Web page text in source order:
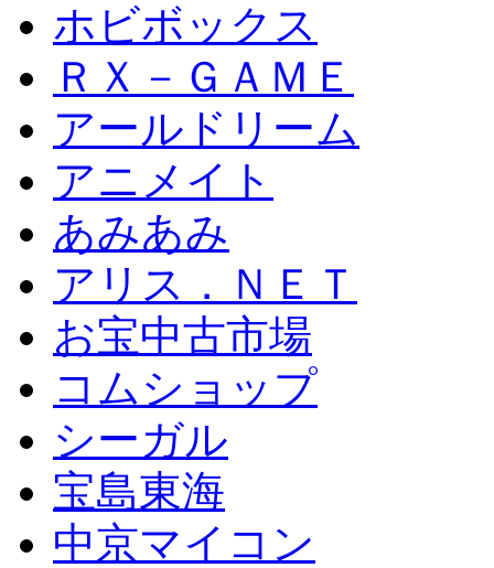
ホビボックス
ＲＸ－ＧＡＭＥ
アールドリーム
アニメイト
あみあみ
アリス．ＮＥＴ
お宝中古市場
コムショップ
シーガル
宝島東海
中京マイコン